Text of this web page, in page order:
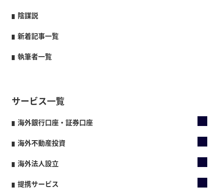
陰謀説
新着記事一覧
執筆者一覧
サービス一覧
海外銀行口座・証券口座
海外不動産投資
海外法人設立
提携サービス